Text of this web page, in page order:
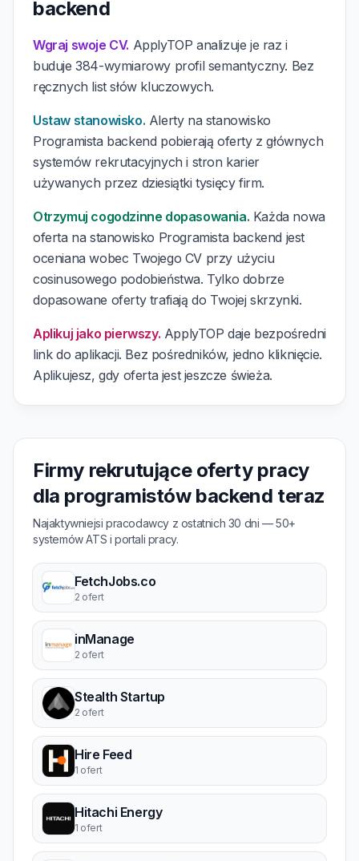
backend
Wgraj swoje CV. ApplyTOP analizuje je raz i
buduje 384-wymiarowy profil semantyczny. Bez
ręcznych list słów kluczowych.
Ustaw stanowisko. Alerty na stanowisko
Programista backend pobierają oferty z głównych
systemów rekrutacyjnych i stron karier
używanych przez dziesiątki tysięcy firm.
Otrzymuj cogodzinne dopasowania. Każda nowa
oferta na stanowisko Programista backend jest
oceniana wobec Twojego CV przy użyciu
cosinusowego podobieństwa. Tylko dobrze
dopasowane oferty trafiają do Twojej skrzynki.
Aplikuj jako pierwszy. ApplyTOP daje bezpośredni
link do aplikacji. Bez pośredników, jedno kliknięcie.
Aplikujesz, gdy oferta jest jeszcze świeża.
Firmy rekrutujące oferty pracy
dla programistów backend teraz
Najaktywniejsi pracodawcy z ostatnich 30 dni — 50+
systemów ATS i portali pracy.
FetchJobs.co
2 ofert
inManage
2 ofert
Stealth Startup
2 ofert
Hire Feed
1 ofert
Hitachi Energy
1 ofert